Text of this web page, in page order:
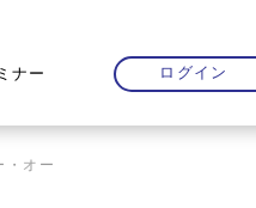
ナー ログイン
・オー